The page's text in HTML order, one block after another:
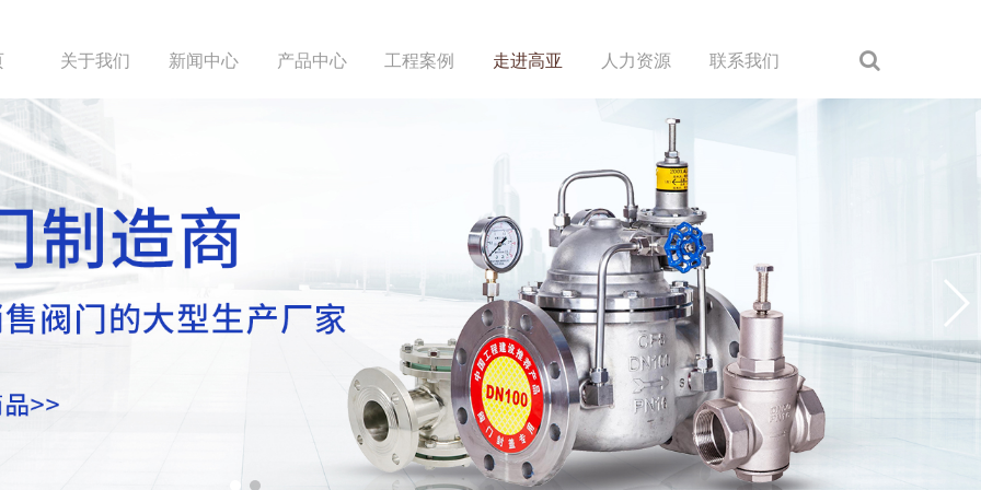
关于我们 新闻中心 产品中心 工程案例 走进高亚 人力资源 联系我们